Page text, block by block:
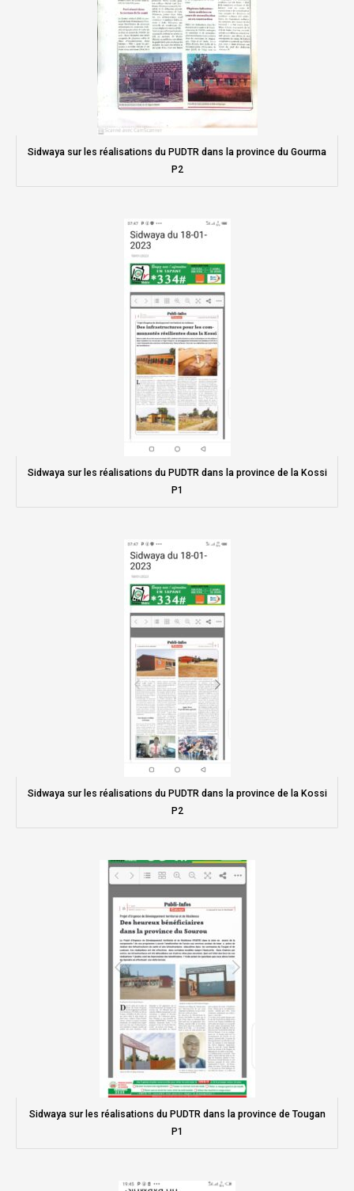
Sidwaya sur les réalisations du PUDTR dans la province du Gourma
P2
Sidwaya sur les réalisations du PUDTR dans la province de la Kossi
P1
Sidwaya sur les réalisations du PUDTR dans la province de la Kossi
P2
Sidwaya sur les réalisations du PUDTR dans la province de Tougan
P1